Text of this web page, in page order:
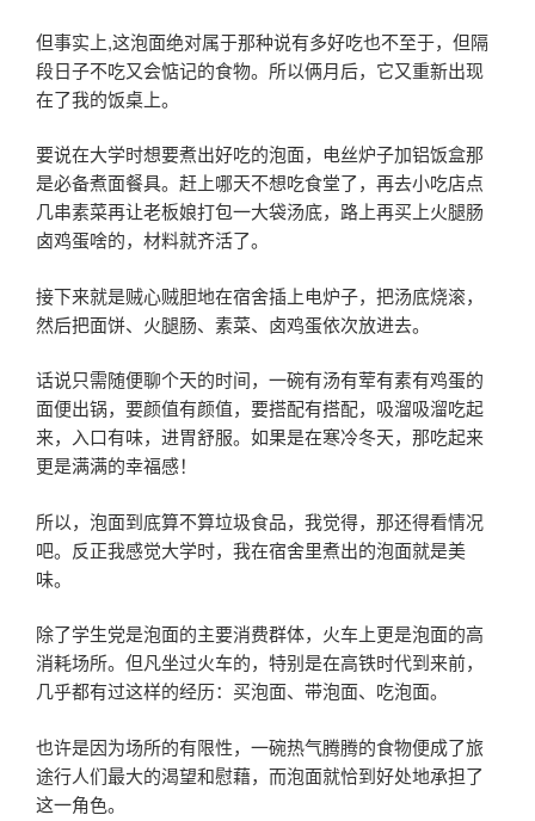
但事实上,这泡面绝对属于那种说有多好吃也不至于，但隔
段日子不吃又会惦记的食物。所以俩月后，它又重新出现
在了我的饭桌上。
要说在大学时想要煮出好吃的泡面，电丝炉子加铝饭盒那
是必备煮面餐具。赶上哪天不想吃食堂了，再去小吃店点
几串素菜再让老板娘打包一大袋汤底，路上再买上火腿肠
卤鸡蛋啥的，材料就齐活了。
接下来就是贼心贼胆地在宿舍插上电炉子，把汤底烧滚，
然后把面饼、火腿肠、素菜、卤鸡蛋依次放进去。
话说只需随便聊个天的时间，一碗有汤有荤有素有鸡蛋的
面便出锅，要颜值有颜值，要搭配有搭配，吸溜吸溜吃起
来，入口有味，进胃舒服。如果是在寒冷冬天，那吃起来
更是满满的幸福感！
所以，泡面到底算不算垃圾食品，我觉得，那还得看情况
吧。反正我感觉大学时，我在宿舍里煮出的泡面就是美
味。
除了学生党是泡面的主要消费群体，火车上更是泡面的高
消耗场所。但凡坐过火车的，特别是在高铁时代到来前，
几乎都有过这样的经历：买泡面、带泡面、吃泡面。
也许是因为场所的有限性，一碗热气腾腾的食物便成了旅
途行人们最大的渴望和慰藉，而泡面就恰到好处地承担了
这一角色。